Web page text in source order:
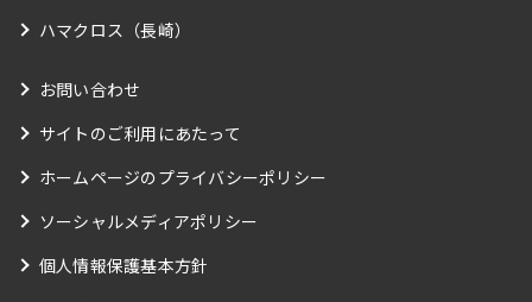
ハマクロス（長崎）
お問い合わせ
サイトのご利用にあたって
ホームページのプライバシーポリシー
ソーシャルメディアポリシー
個人情報保護基本方針